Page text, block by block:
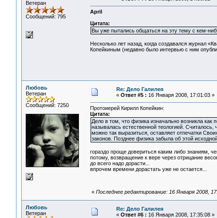
Ветеран
Сообщений: 795
April
Цитата:
Вы уже пытались общаться на эту тему с кем-
Несколько лет назад, когда создавался журнал
Копейкиным (недавно было интервью с ним
Любовь
Ветеран
Сообщений: 7250
Re: Дело Галилея
« Ответ #5 : 16 Января 2008, 17:01:03 »
Протоиерей Кирилл Копейкин:
Цитата:
Дело в том, что физика изначально возникла как
называлась естественной теологией.
можно так выразиться, оставляет отпечатки
законов. Позднее физика забыла об этой
гораздо проще довериться каким либо знаниям,
потому, возвращение к вере через отрицание
до всего надо дорасти...
впрочем времени дорастать уже не остается...
« Последнее редактирование: 16 Января 2008,
Любовь
Ветеран
Re: Дело Галилея
« Ответ #6 : 16 Января 2008, 17:35:08 »